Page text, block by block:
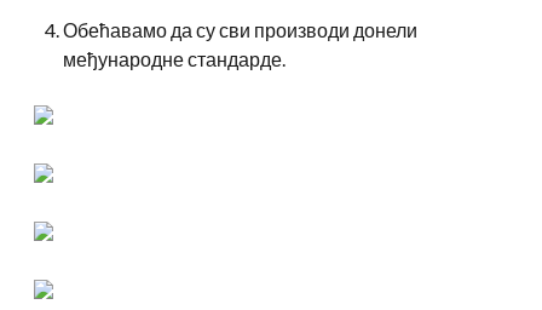
Обећавамо да су сви производи донели
међународне стандарде.